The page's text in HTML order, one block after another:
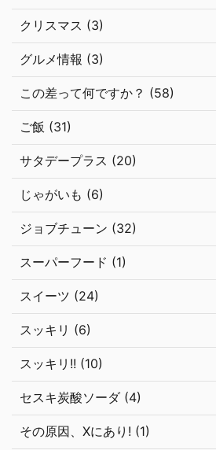
クリスマス (3)
グルメ情報 (3)
この差って何ですか？ (58)
ご飯 (31)
サタデープラス (20)
じゃがいも (6)
ジョブチューン (32)
スーパーフード (1)
スイーツ (24)
スッキリ (6)
スッキリ!! (10)
セスキ炭酸ソーダ (4)
その原因、Xにあり! (1)